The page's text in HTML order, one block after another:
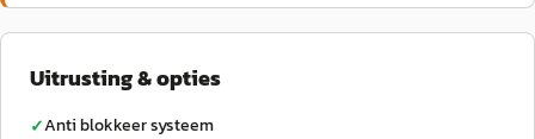
Uitrusting & opties
✓Anti blokkeer systeem